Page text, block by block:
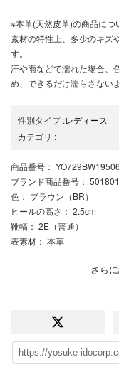
※本革(天然皮革)の商品につ
素材の特性上、多少のキズ
す。
汗や雨などで濡れた場合、
め、できるだけ濡らさない
性別タイプ:レディース
カテゴリ :
商品番号 ： YO729BW19506
ブランド商品番号 ：
色 ： ブラウン（BR）
ヒールの高さ ： 2.5cm
靴幅 ： 2E（普通）
表素材 ： 本革
さら